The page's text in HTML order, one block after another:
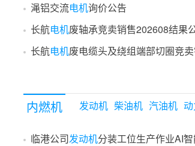
渑铝交流电机询价公告
长航电机废轴承竞卖销售202608结果
长航电机废电缆头及绕组端部切圈竞
内燃机 发动机 柴油机 汽油机
临港公司发动机分装工位生产作业AI